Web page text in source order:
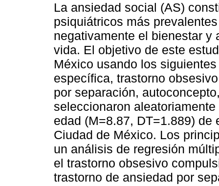
La ansiedad social (AS)
psiquiátricos más
negativamente el bienestar y
vida. El objetivo de este
México usando los
específica, trastorno
por separación,
seleccionaron
edad (M=8.87, DT=1.889)
Ciudad de México. Los
un análisis de regresión
el trastorno obsesivo
trastorno de ansiedad por